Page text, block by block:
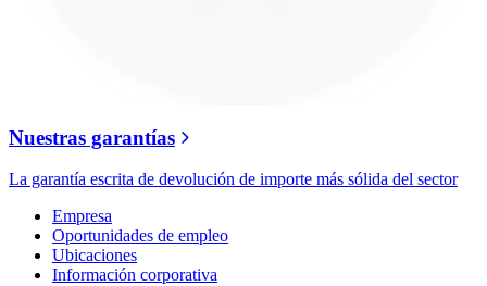
Nuestras garantías
La garantía escrita de devolución de importe más sólida del sector
Empresa
Oportunidades de empleo
Ubicaciones
Información corporativa